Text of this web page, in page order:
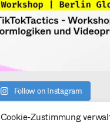
Cookie-Zustimmung
Follow on Instagram